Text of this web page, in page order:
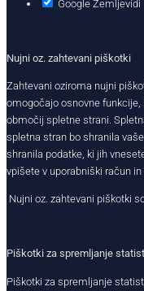
Google Zemljevidi
Nujni oz. zahtevani piškotki
Zahtevani oziroma nujni
omogočajo osnovne
območij spletne strani.
spletna stran bo shranila
shranila podatke, ki jih
vpišete v uporabniški račun
Nujni oz. zahtevani piškotki
Piškotki za spremljanje
Piškotki za spremljanje